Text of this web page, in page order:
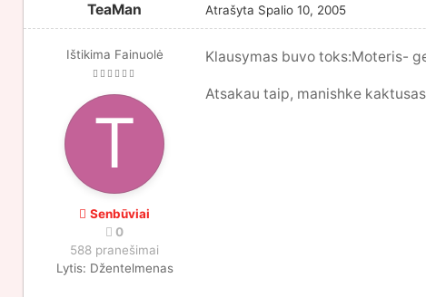
TeaMan
Ištikima Fainuolė
Senbūviai
0
588 pranešimai
Lytis: Džentelmenas
Atrašyta Spalio 10, 2005
Klausymas buvo toks:Moteris-
Atsakau taip, manishke